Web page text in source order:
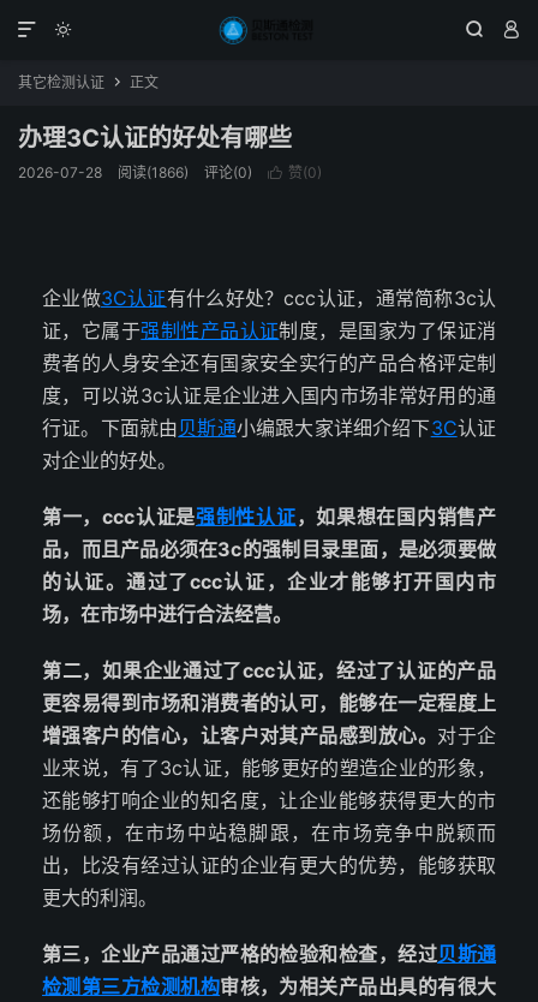
  

其它检测认证  正文
办理3C认证的好处有哪些
2026-07-28 阅读(1866) 评论(0)  赞(0)
企业做3C认证有什么好处？ccc认证，通常简称3c认
证，它属于强制性产品认证制度，是国家为了保证消
费者的人身安全还有国家安全实行的产品合格评定制
度，可以说3c认证是企业进入国内市场非常好用的通
行证。下面就由贝斯通小编跟大家详细介绍下3C认证
对企业的好处。
第一，ccc认证是强制性认证，如果想在国内销售产
品，而且产品必须在3c的强制目录里面，是必须要做
的认证。通过了ccc认证，企业才能够打开国内市
场，在市场中进行合法经营。
第二，如果企业通过了ccc认证，经过了认证的产品
更容易得到市场和消费者的认可，能够在一定程度上
增强客户的信心，让客户对其产品感到放心。 对于企
业来说，有了3c认证，能够更好的塑造企业的形象，
还能够打响企业的知名度，让企业能够获得更大的市
场份额，在市场中站稳脚跟，在市场竞争中脱颖而
出，比没有经过认证的企业有更大的优势，能够获取
更大的利润。
第三，企业产品通过严格的检验和检查，经过贝斯通
检测第三方检测机构审核，为相关产品出具的有很大